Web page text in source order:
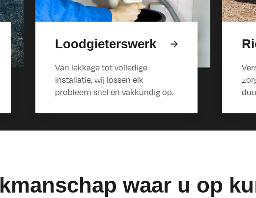
Loodgieterswerk
Van lekkage tot volledige
installatie, wij lossen elk
probleem snel en vakkundig op.
waar u op